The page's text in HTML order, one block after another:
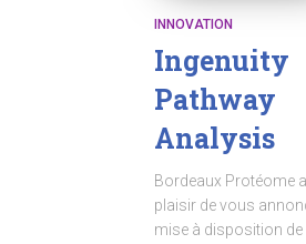
INNOVATION
Ingenuity
Pathway
Analysis
Bordeaux Protéome
plaisir de vous
mise à disposition de